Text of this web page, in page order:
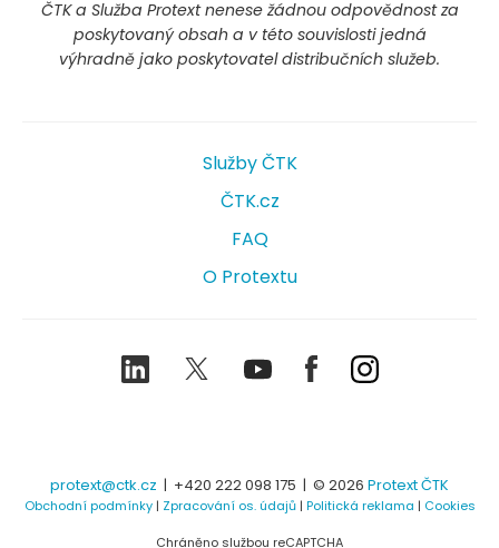
ČTK a Služba Protext nenese žádnou odpovědnost za
poskytovaný obsah a v této souvislosti jedná
výhradně jako poskytovatel distribučních služeb.
Služby ČTK
ČTK.cz
FAQ
O Protextu
LinkedIn TwitterYoutubeFacebookInstagram
protext@ctk.cz | +420 222 098 175 | © 2026 Protext ČTK
Obchodní podmínky| Zpracování os. údajů| Politická reklama | Cookies
Chráněno službou reCAPTCHA